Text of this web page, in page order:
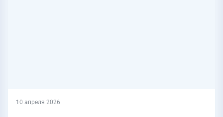
10 апреля 2026